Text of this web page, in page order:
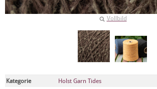
Vollbild
Kategorie
Holst Garn Tides